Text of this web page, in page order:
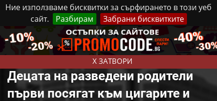
Ние използваме бисквитки за сърфирането в този уеб
сайт.
Разбирам Забрани бисквитките
X ЗАТВОРИ
Четвъртък, 6 Август, 2026 Реклама Контакти
Децата на разведени родители
първи посягат към цигарите и